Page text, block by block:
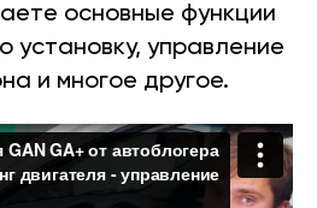
основные функции
установку, управление
и многое другое.